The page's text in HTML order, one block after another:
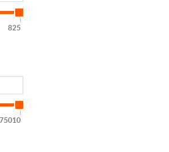
825
75010